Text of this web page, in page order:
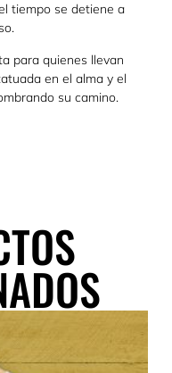
tiempo se detiene a
para quienes llevan
en el alma y el
su camino.